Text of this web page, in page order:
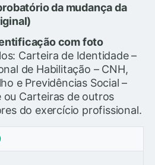
da mudança da
com foto
Carteira de Identidade –
de Habilitação – CNH,
e Previdências Social –
ou Carteiras de outros
do exercício profissional.